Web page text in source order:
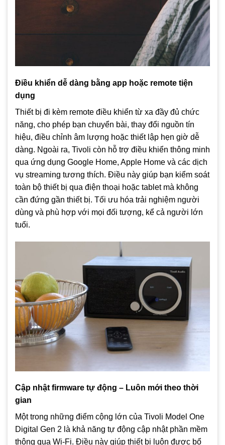
Điều khiển dễ dàng bằng app hoặc remote tiện
dụng
Thiết bị đi kèm remote điều khiển từ xa đầy đủ chức
năng, cho phép bạn chuyển bài, thay đổi nguồn tín
hiệu, điều chỉnh âm lượng hoặc thiết lập hẹn giờ dễ
dàng. Ngoài ra, Tivoli còn hỗ trợ điều khiển thông minh
qua ứng dụng Google Home, Apple Home và các dịch
vụ streaming tương thích. Điều này giúp bạn kiểm soát
toàn bộ thiết bị qua điện thoại hoặc tablet mà không
cần đứng gần thiết bị. Tối ưu hóa trải nghiệm người
dùng và phù hợp với mọi đối tượng, kể cả người lớn
tuổi.
Cập nhật firmware tự động – Luôn mới theo thời
gian
Một trong những điểm cộng lớn của Tivoli Model One
Digital Gen 2 là khả năng tự động cập nhật phần mềm
thông qua Wi-Fi. Điều này giúp thiết bị luôn được bổ